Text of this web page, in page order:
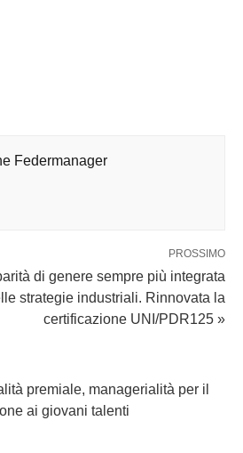
Federmanager
PROSSIMO
di genere sempre più integrata
strategie industriali. Rinnovata la
certificazione UNI/PDR125 »
premiale, managerialità per il
ai giovani talenti